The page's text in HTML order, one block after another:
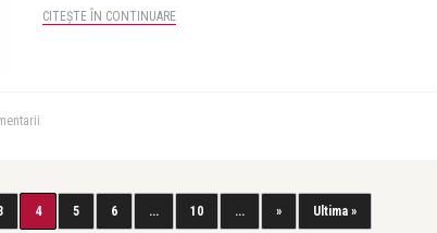
CITEȘTE ÎN CONTINUARE
4 5 6 ... 10 ... » Ultima »